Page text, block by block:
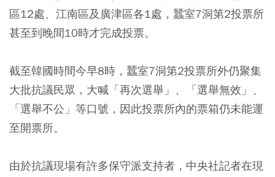
區12處、江南區及廣津區各1處，蠶室7洞第2投票所
甚至到晚間10時才完成投票。
截至韓國時間今早8時，蠶室7洞第2投票所外仍聚集
大批抗議民眾，大喊「再次選舉」、「選舉無效」、
「選舉不公」等口號，因此投票所內的票箱仍未能運
至開票所。
由於抗議現場有許多保守派支持者，中央社記者在現